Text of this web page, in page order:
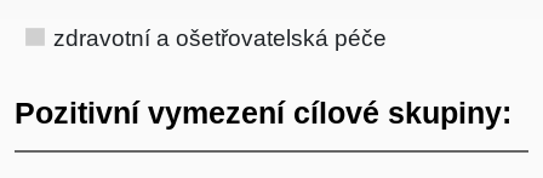
zdravotní a ošetřovatelská péče
Pozitivní vymezení cílové skupiny: